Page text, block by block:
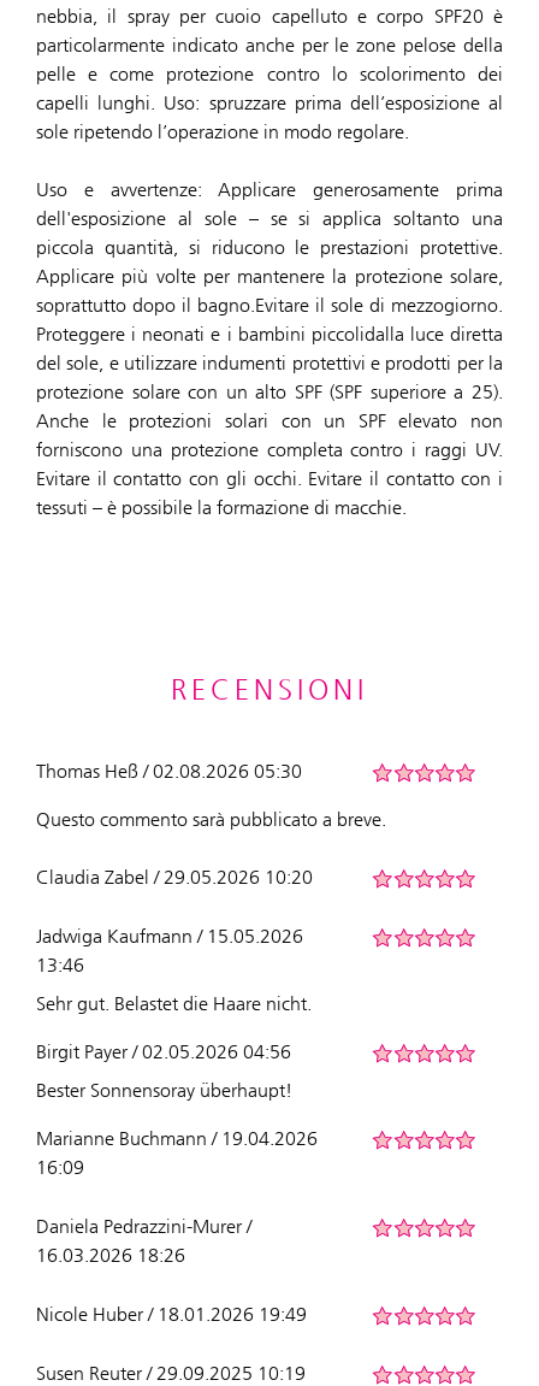
nebbia, il spray per cuoio capelluto e corpo SPF20 è
particolarmente indicato anche per le zone pelose della
pelle e come protezione contro lo scolorimento dei
capelli lunghi. Uso: spruzzare prima dell’esposizione al
sole ripetendo l’operazione in modo regolare.
Uso e avvertenze: Applicare generosamente prima
dell'esposizione al sole – se si applica soltanto una
piccola quantità, si riducono le prestazioni protettive.
Applicare più volte per mantenere la protezione solare,
soprattutto dopo il bagno.Evitare il sole di mezzogiorno.
Proteggere i neonati e i bambini piccolidalla luce diretta
del sole, e utilizzare indumenti protettivi e prodotti per la
protezione solare con un alto SPF (SPF superiore a 25).
Anche le protezioni solari con un SPF elevato non
forniscono una protezione completa contro i raggi UV.
Evitare il contatto con gli occhi. Evitare il contatto con i
tessuti – è possibile la formazione di macchie.
RECENSIONI
Thomas Heß / 02.08.2026 05:30
Questo commento sarà pubblicato a breve.
Claudia Zabel / 29.05.2026 10:20
Jadwiga Kaufmann / 15.05.2026
13:46
Sehr gut. Belastet die Haare nicht.
Birgit Payer / 02.05.2026 04:56
Bester Sonnensoray überhaupt!
Marianne Buchmann / 19.04.2026
16:09
Daniela Pedrazzini-Murer /
16.03.2026 18:26
Nicole Huber / 18.01.2026 19:49
Susen Reuter / 29.09.2025 10:19